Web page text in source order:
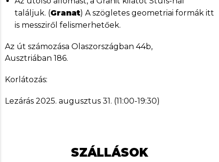
találjuk. (Granat) A szögletes geometriai formák itt
is messziről felismerhetőek.
Az út számozása Olaszországban 44b,
Ausztriában 186.
Korlátozás:
Lezárás 2025. augusztus 31. (11:00-19:30)
SZÁLLÁSOK